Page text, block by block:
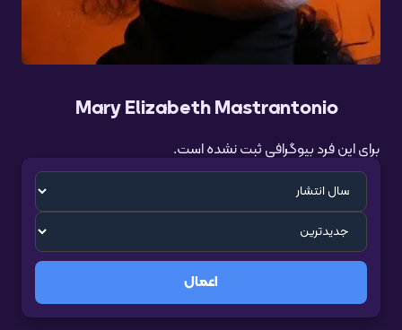
Mary Elizabeth Mastrantonio
برای این فرد بیوگرافی ثبت نشده است.
اعمال